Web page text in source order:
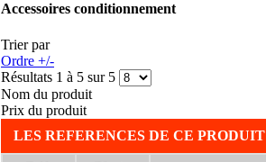
Accessoires conditionnement
Trier par
Ordre +/-
Résultats 1 à 5 sur 5
Nom du produit
Prix du produit
LES REFERENCES DE CE PRODUIT